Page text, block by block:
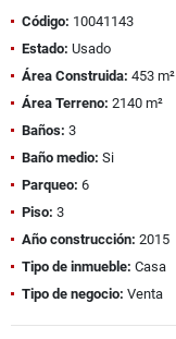
Código: 10041143
Estado: Usado
Área Construida: 453 m²
Área Terreno: 2140 m²
Baños: 3
Baño medio: Si
Parqueo: 6
Piso: 3
Año construcción: 2015
Tipo de inmueble: Casa
Tipo de negocio: Venta